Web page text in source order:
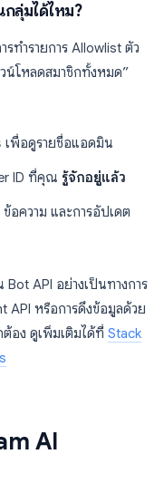
ลุ่มได้ไหม?
ทำรายการ Allowlist ตัว
น์โหลดสมาชิกทั้งหมด”
เพื่อดูรายชื่อแอดมิน
ID ที่คุณ รู้จักอยู่แล้ว
ข้อความ และการอัปเดต
API อย่างเป็นทางการ
API หรือการดึงข้อมูลด้วย
อง ดูเพิ่มเติมได้ที่ Stack
AI